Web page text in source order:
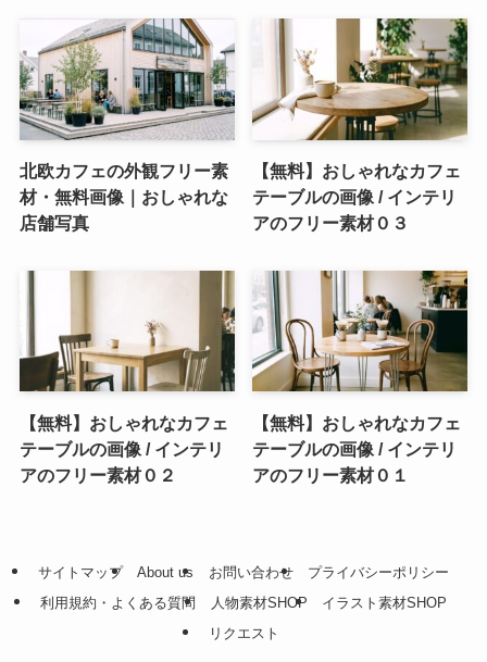
北欧カフェの外観フリー素
材・無料画像｜おしゃれな
店舗写真
【無料】おしゃれなカフェ
テーブルの画像 / インテリ
アのフリー素材０３
【無料】おしゃれなカフェ
テーブルの画像 / インテリ
アのフリー素材０２
【無料】おしゃれなカフェ
テーブルの画像 / インテリ
アのフリー素材０１
サイトマップ About us お問い合わせ
プライバシーポリシー
利用規約・よくある質問
人物素材SHOP
イラスト素材SHOP
リクエスト